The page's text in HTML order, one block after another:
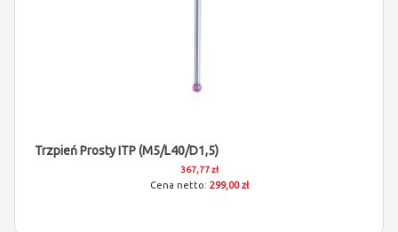
Trzpień Prosty ITP (M5/L40/D1,5)
367,77 zł
299,00 zł